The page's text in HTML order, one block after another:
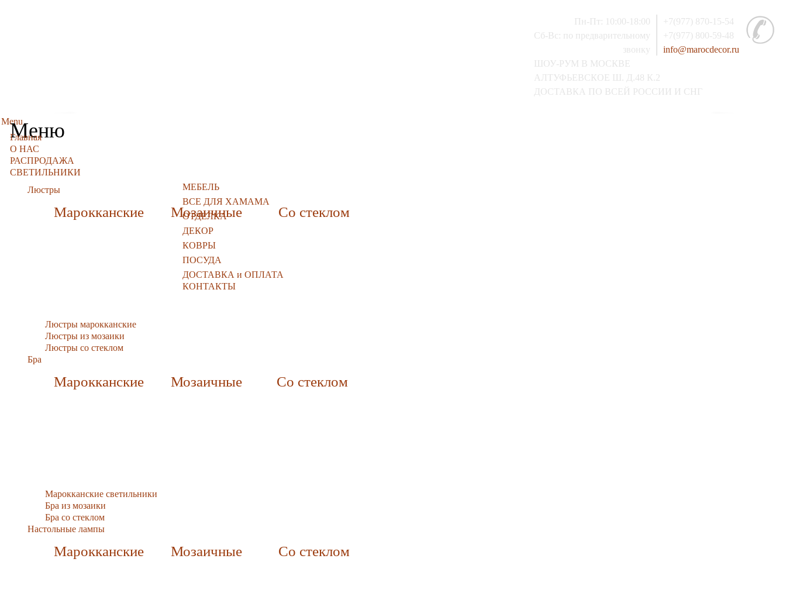
+7(977) 870-15-54
+7(977) 800-59-48
info@marocdecor.ru
Пн-Пт: 10:00-18:00
Сб-Вс: по предварительному
звонку
ШОУ-РУМ В МОСКВЕ
АЛТУФЬЕВСКОЕ Ш. Д.48 К.2
ДОСТАВКА ПО ВСЕЙ РОССИИ И СНГ
Меню
Menu
Главная
О НАС
РАСПРОДАЖА
СВЕТИЛЬНИКИ
Люстры
Марокканские Мозаичные Со стеклом
Люстры марокканские
Люстры из мозаики
Люстры со стеклом
Бра
Марокканские Мозаичные Со стеклом
Марокканские светильники
Бра из мозаики
Бра со стеклом
Настольные лампы
Марокканские Мозаичные Со стеклом
МЕБЕЛЬ
ВСЕ ДЛЯ ХАМАМА
ОТДЕЛКА
ДЕКОР
КОВРЫ
ПОСУДА
ДОСТАВКА и ОПЛАТА
КОНТАКТЫ